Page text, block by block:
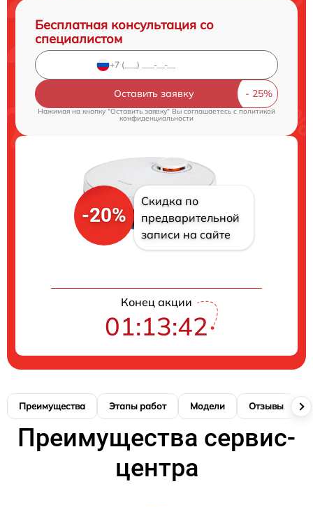
Бесплатная консультация со
специалистом
Оставить заявку
Нажимая на кнопку "Оставить заявку" Вы соглашаетесь cполитикой
конфиденциальности
-20%
Скидка по
предварительной
записи на сайте
Конец акции
01:13:41
Преимущества Этапы работ Модели Отзывы
Преимущества сервис-
центра